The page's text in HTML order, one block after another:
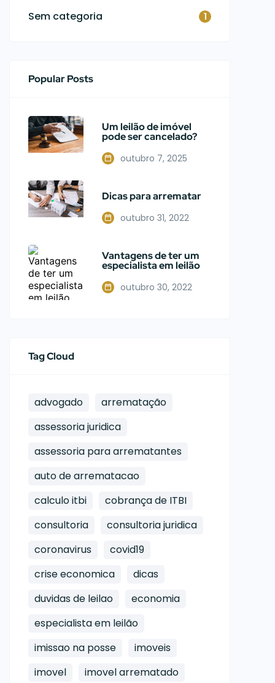
Sem categoria 1
Popular Posts
Um leilão de imóvel
pode ser cancelado?
outubro 7, 2025
Dicas para arrematar
outubro 31, 2022
Vantagens de ter um
especialista em leilão
outubro 30, 2022
Tag Cloud
advogado
arrematação
assessoria juridica
assessoria para arrematantes
auto de arrematacao
calculo itbi
cobrança de ITBI
consultoria
consultoria juridica
coronavirus
covid19
crise economica
dicas
duvidas de leilao
economia
especialista em leilão
imissao na posse
imoveis
imovel
imovel arrematado